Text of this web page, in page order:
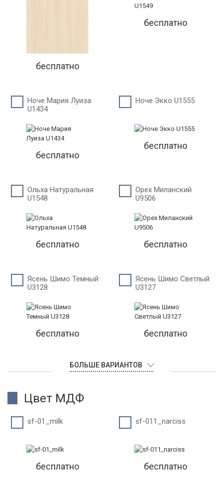
бесплатно
бесплатно
Ноче Мария Луиза
U1434
бесплатно
Ноче Экко U1555
бесплатно
Ольха Натуральная
U1548
бесплатно
Орех Миланский
U9506
бесплатно
Ясень Шимо Темный
U3128
бесплатно
Ясень Шимо Светлый
U3127
бесплатно
БОЛЬШЕ ВАРИАНТОВ
Цвет МДФ
sf-01_milk
бесплатно
sf-011_narciss
бесплатно